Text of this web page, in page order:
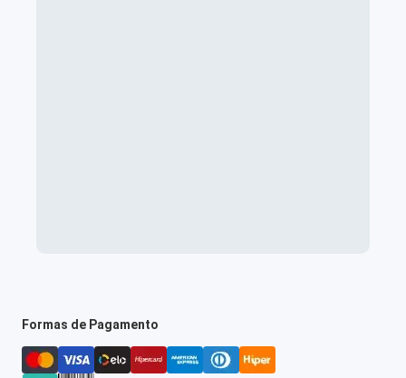
Formas de Pagamento